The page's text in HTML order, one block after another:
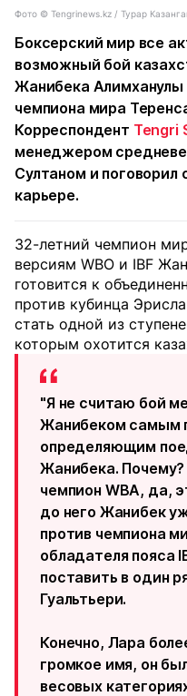
Фото ©️ Tengrinews.kz / Турар
Боксерский мир все
возможный бой
Жанибека Алимханулы
чемпиона мира
Корреспондент Tengri
менеджером
Султаном и поговорил
карьере.
32-летний чемпион
версиям WBO и IBF
готовится к
против кубинца
стать одной из
которым охотится
"Я не считаю бой
Жанибеком самым
определяющим
Жанибека.
чемпион WBA, да,
до него Жанибек
против чемпиона
обладателя пояса
поставить в один
Гуальтьери.
Конечно, Лара
громкое имя, он
весовых